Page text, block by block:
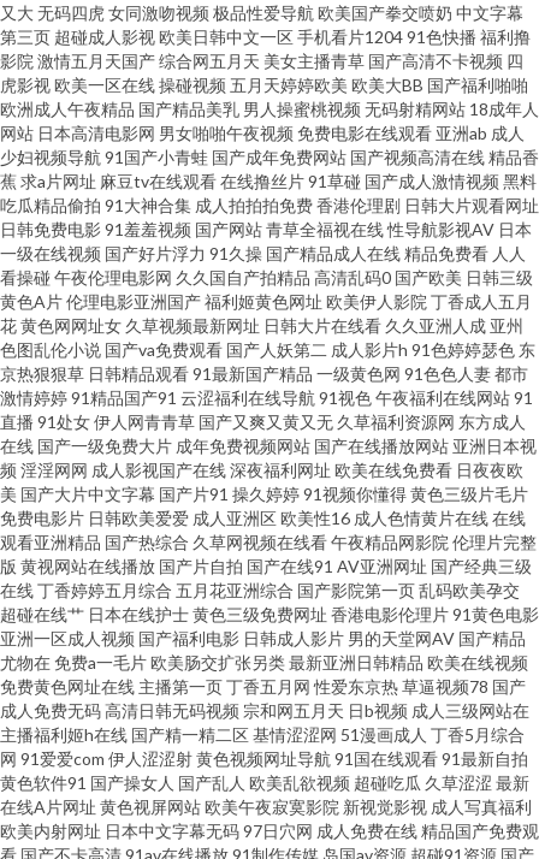
综合TV 浮力影院第八页 亚洲第一狼人综合网 91九色在线视频看看 91操黑丝
免费网址黄频 亚洲日韩aa无码 男人的天堂A片 91色女 国产黄污网址 狠狠干
2025 韩国论理 色欲av蜜臀av 干少妇一区二区 精品超碰福利 日本视频专区 九
九伊人影视 超碰自慰 超碰在线最97 亚洲天堂AV电影院 91精品成人 91丝袜在
线观看 超碰大香蕉 福利网导航 熟妇日本SSS 高清av总站 海角传媒91黑料 亚
洲成人网97 AV日韩精品 亚洲天堂免费视频 狼友视频 亚洲无码中字 91网址视
频 免费无码视频观看区 国产经典一区二区三区 久久精品国产精品 海角社区
久久 日本成人一卡二卡无码 欧美第18页 91大神福利在线 午夜成人福利在线
成人爽a毛片在线视频网站 一级片自拍 六月天婷婷视频 成人91破解版 亚洲无
码一区不卡 91国语对白露脸自产 青青依人在线 美女插App 欧美Gay欧美Gay
色情 一本道色导航 成人免费观看网 肏屄影院 久久艹东京热 av在线视讯 国产
日韩网址 男人天堂国产免费 97人人操人人操人人 国产一区2区 成人AV在线
无码 超碰91免费在线 亚洲夜夜第一部 91视频在线观看免费版 人人操免费网
欧美成人在线不 韩日美v1v2 91vv视频 91在线免费播放 无码不卡免费 免费看
又大 无码四虎女同激吻视频 极品性爱导航 欧美国产拳交喷奶 中文字幕
第三页 超碰成人影视欧美日韩中文一区手机看片120491色快播 福利撸
影院 激情五月天国产综合网五月天 美女主播青草 国产高清不卡视频 四
虎影视欧美一区在线操碰视频 五月天婷婷欧美 欧美大BB 国产福利啪啪
欧洲成人午夜精品 国产精品美乳 男人操蜜桃视频 无码射精网站 18成年人
网站 日本高清电影网 男女啪啪午夜视频 免费电影在线观看 亚洲ab 成人
少妇视频导航 91国产小青蛙 国产成年免费网站 国产视频高清在线精品香
蕉求a片网址 麻豆tv在线观看在线撸丝片91草碰 国产成人激情视频 黑料
吃瓜精品偷拍 91大神合集 成人拍拍拍免费香港伦理剧 日韩大片观看网址
日韩免费电影91羞羞视频 国产网站青草全福视在线性导航影视AV 日本
一级在线视频 国产好片浮力 91久操 国产精品成人在线精品免费看 人人
看操碰 午夜伦理电影网 久久国自产拍精品 高清乱码0 国产欧美 日韩三级
黄色A片伦理电影亚洲国产福利姬黄色网址 欧美伊人影院 丁香成人五月
花黄色网网址女 久草视频最新网址 日韩大片在线看 久久亚洲人成 亚州
色图乱伦小说 国产va免费观看 国产人妖第二 成人影片h 91色婷婷瑟色 东
京热狠狠草 日韩精品观看91最新国产精品 一级黄色网 91色色人妻都市
激情婷婷91精品国产91 云涩福利在线导航 91视色午夜福利在线网站91
直播 91处女伊人网青青草 国产又爽又黄又无 久草福利资源网 东方成人
在线 国产一级免费大片 成年免费视频网站 国产在线播放网站 亚洲日本视
频 淫淫网网 成人影视国产在线深夜福利网址 欧美在线免费看 日夜夜欧
美 国产大片中文字幕 国产片91 操久婷婷91视频你懂得黄色三级片毛片
免费电影片 日韩欧美爱爱 成人亚洲区欧美性16 成人色情黄片在线在线
观看亚洲精品 国产热综合 久草网视频在线看午夜精品网影院 伦理片完整
版 黄视网站在线播放 国产片自拍 国产在线91 AV亚洲网址 国产经典三级
在线丁香婷婷五月综合 五月花亚洲综合 国产影院第一页乱码欧美孕交
超碰在线艹 日本在线护士黄色三级免费网址 香港电影伦理片91黄色电影
亚洲一区成人视频 国产福利电影 日韩成人影片 男的天堂网AV 国产精品
尤物在免费a一毛片欧美肠交扩张另类最新亚洲日韩精品 欧美在线视频
免费黄色网址在线 主播第一页丁香五月网 性爱东京热草逼视频78 国产
成人免费无码高清日韩无码视频 宗和网五月天 日b视频 成人三级网站在
主播福利姬h在线 国产精一精二区基情涩涩网 51漫画成人 丁香5月综合
网 91爱爱com 伊人涩涩射黄色视频网址导航 91国在线观看91最新自拍
黄色软件91 国产操女人 国产乱人 欧美乱欲视频 超碰吃瓜 久草涩涩 最新
在线A片网址 黄色视屏网站欧美午夜寂寞影院 新视觉影视 成人写真福利
欧美内射网址 日本中文字幕无码97日穴网 成人免费在线精品国产免费观
看 国产不卡高清91av在线播放91制作传媒 岛国av资源 超碰91资源 国产